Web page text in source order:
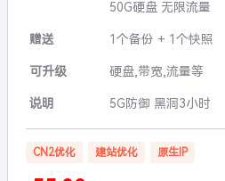
50G硬盘 无限流量
赠送 1个备份 + 1个快照
可升级 硬盘,带宽,流量等
说明 5G防御 黑洞3小时
CN2优化 建站优化 原生IP